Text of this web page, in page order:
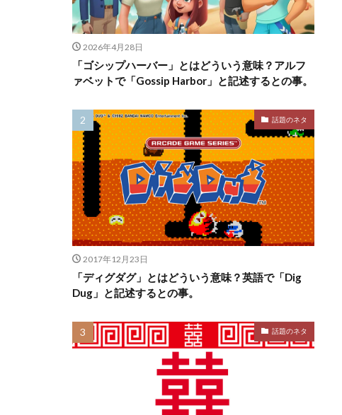
2026年4月28日
「ゴシップハーバー」とはどういう意味？アルフ
ァベットで「Gossip Harbor」と記述するとの事。
話題のネタ
2017年12月23日
「ディグダグ」とはどういう意味？英語で「Dig
Dug」と記述するとの事。
話題のネタ